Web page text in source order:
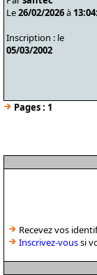
Le26/02/2026à
Inscription : le
05/03/2002
Pages : 1
Recevez vos
Inscrivez-voussi